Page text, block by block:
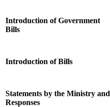
Introduction of Government
Bills
Introduction of Bills
Statements by the Ministry and
Responses